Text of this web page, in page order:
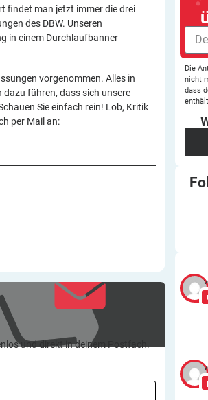
findet man jetzt immer die drei
des DBW. Unseren
in einem Durchlaufbanner
vorgenommen. Alles in
führen, dass sich unsere
Sie einfach rein! Lob, Kritik
per Mail an:
und direkt in deinem Postfach.
Die
nicht
dass
enthält.